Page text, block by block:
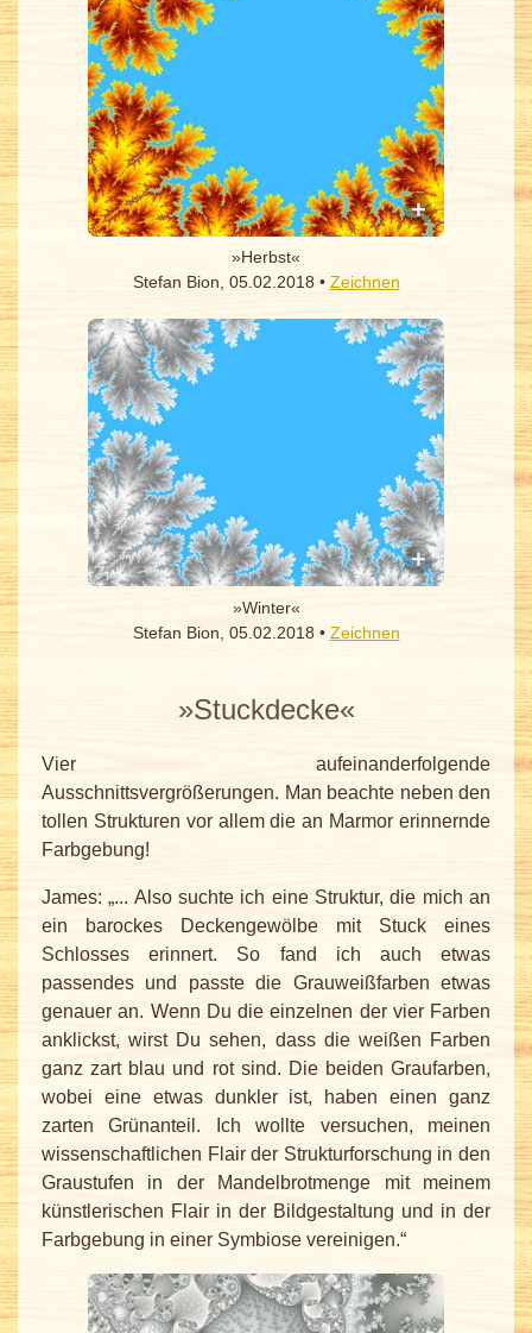
»Herbst«
Stefan Bion, 05.02.2018 • Zeichnen
»Winter«
Stefan Bion, 05.02.2018 • Zeichnen
»Stuckdecke«
Vier aufeinanderfolgende
Ausschnittsvergrößerungen. Man beachte neben den
tollen Strukturen vor allem die an Marmor erinnernde
Farbgebung!
James: „... Also suchte ich eine Struktur, die mich an
ein barockes Deckengewölbe mit Stuck eines
Schlosses erinnert. So fand ich auch etwas
passendes und passte die Grauweißfarben etwas
genauer an. Wenn Du die einzelnen der vier Farben
anklickst, wirst Du sehen, dass die weißen Farben
ganz zart blau und rot sind. Die beiden Graufarben,
wobei eine etwas dunkler ist, haben einen ganz
zarten Grünanteil. Ich wollte versuchen, meinen
wissenschaftlichen Flair der Strukturforschung in den
Graustufen in der Mandelbrotmenge mit meinem
künstlerischen Flair in der Bildgestaltung und in der
Farbgebung in einer Symbiose vereinigen.“